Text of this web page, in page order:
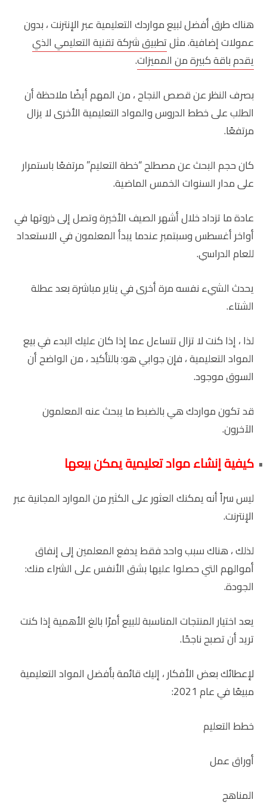
هناك طرق أفضل لبيع مواردك التعليمية عبر الإنترنت ، بدون
عمولات إضافية. مثلتطبيق شركة تقنية التعليمي الذي
يقدم باقة كبيرة من المميزات.
بصرف النظر عن قصص النجاح ، من المهم أيضًا ملاحظة أن
الطلب على خطط الدروس والمواد التعليمية الأخرى لا يزال
مرتفعًا.
كان حجم البحث عن مصطلح “خطة التعليم” مرتفعًا باستمرار
على مدار السنوات الخمس الماضية.
عادة ما تزداد خلال أشهر الصيف الأخيرة وتصل إلى ذروتها في
أواخر أغسطس وسبتمبر عندما يبدأ المعلمون في الاستعداد
للعام الدراسي.
يحدث الشيء نفسه مرة أخرى في يناير مباشرة بعد عطلة
الشتاء.
لذا ، إذا كنت لا تزال تتساءل عما إذا كان عليك البدء في بيع
المواد التعليمية ، فإن جوابي هو: بالتأكيد ، من الواضح أن
السوق موجود.
قد تكون مواردك هي بالضبط ما يبحث عنه المعلمون
الآخرون.
كيفية إنشاء مواد تعليمية يمكن بيعها
ليس سراً أنه يمكنك العثور على الكثير من الموارد المجانية عبر
الإنترنت.
لذلك ، هناك سبب واحد فقط يدفع المعلمين إلى إنفاق
أموالهم التي حصلوا عليها بشق الأنفس على الشراء منك:
الجودة.
يعد اختيار المنتجات المناسبة للبيع أمرًا بالغ الأهمية إذا كنت
تريد أن تصبح ناجحًا.
لإعطائك بعض الأفكار ، إليك قائمة بأفضل المواد التعليمية
مبيعًا في عام 2021:
خطط التعليم
أوراق عمل
المناهج